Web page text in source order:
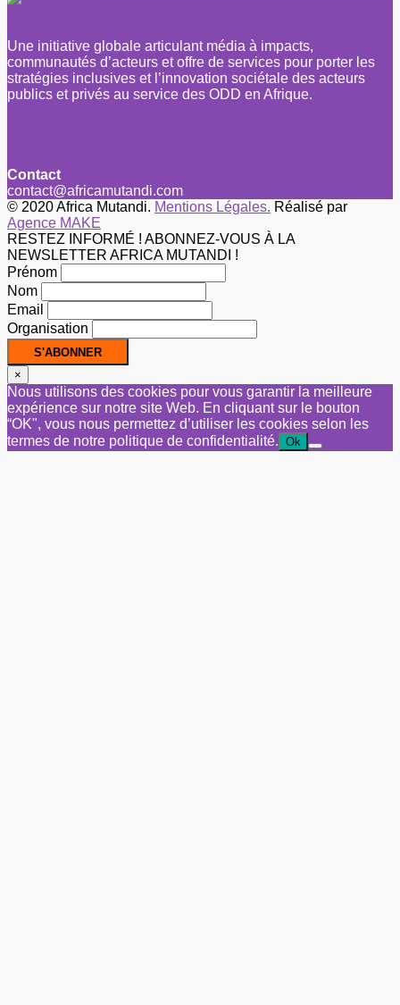
Une initiative globale articulant média à impacts,
communautés d’acteurs et offre de services pour porter les
stratégies inclusives et l’innovation sociétale des acteurs
publics et privés au service des ODD en Afrique.
Contact
contact@africamutandi.com
© 2020 Africa Mutandi. Mentions Légales. Réalisé par
Agence MAKE
RESTEZ INFORMÉ ! ABONNEZ-VOUS À LA
NEWSLETTER AFRICA MUTANDI !
Prénom
Nom
Email
Organisation
×
Nous utilisons des cookies pour vous garantir la meilleure
expérience sur notre site Web. En cliquant sur le bouton
“OK", vous nous permettez d’utiliser les cookies selon les
termes de notre politique de confidentialité. Ok